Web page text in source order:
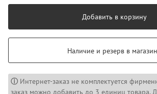
Добавить в корзину
Наличие и резерв в
ⓘ Интернет-заказ не комплектуется
заказ можно добавить до 3 единиц товара.